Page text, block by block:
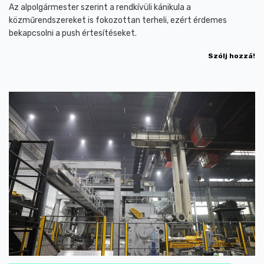
Az alpolgármester szerint a rendkívüli kánikula a
közműrendszereket is fokozottan terheli, ezért érdemes
bekapcsolni a push értesítéseket.
Szólj hozzá!